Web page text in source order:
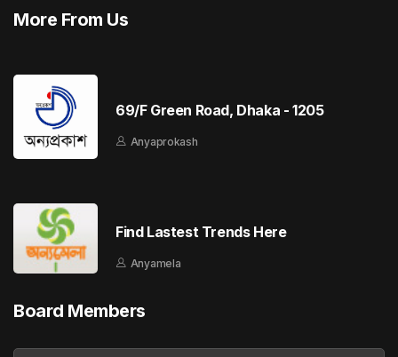
More From Us
69/F Green Road, Dhaka - 1205
Anyaprokash
Find Lastest Trends Here
Anyamela
Board Members